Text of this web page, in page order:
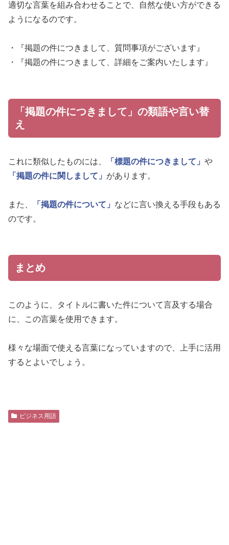
適切な言葉を組み合わせることで、自然な使い方ができる
ようになるのです。
・『掲題の件につきまして、質問事項がございます』
・『掲題の件につきまして、詳細をご案内いたします』
「掲題の件につきまして」の類語や言い替
え
これに類似したものには、 「標題の件につきまして」 や
「掲題の件に関しまして」 があります。
また、 「掲題の件について」 などに言い換える手段もある
のです。
まとめ
このように、タイトルに書いた件について言及する場合
に、この言葉を使用できます。
様々な場面で使える言葉になっていますので、上手に活用
するとよいでしょう。
ビジネス用語